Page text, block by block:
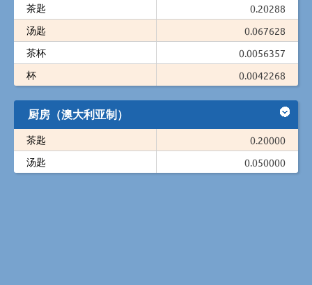
茶匙
0.20288
汤匙
0.067628
茶杯
0.0056357
杯
0.0042268
厨房（澳大利亚制）
茶匙
0.20000
汤匙
0.050000